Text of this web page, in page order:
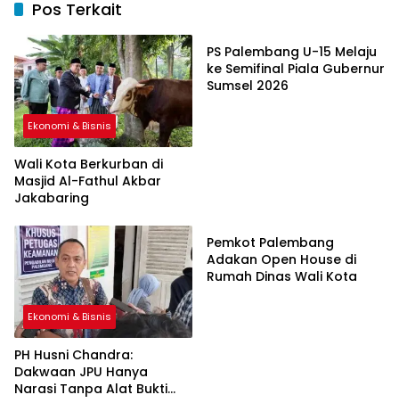
Pos Terkait
Ekonomi & Bisnis
Wali Kota Berkurban di
Masjid Al-Fathul Akbar
Jakabaring
PS Palembang U-15 Melaju
ke Semifinal Piala Gubernur
Sumsel 2026
Ekonomi & Bisnis
PH Husni Chandra:
Dakwaan JPU Hanya
Narasi Tanpa Alat Bukti
Pemkot Palembang
Adakan Open House di
Rumah Dinas Wali Kota
Ekonomi & Bisnis